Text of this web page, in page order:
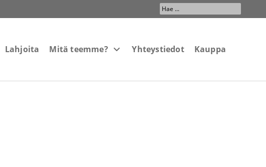
Search
...
Lahjoita Mitä teemme? Yhteystiedot Kauppa